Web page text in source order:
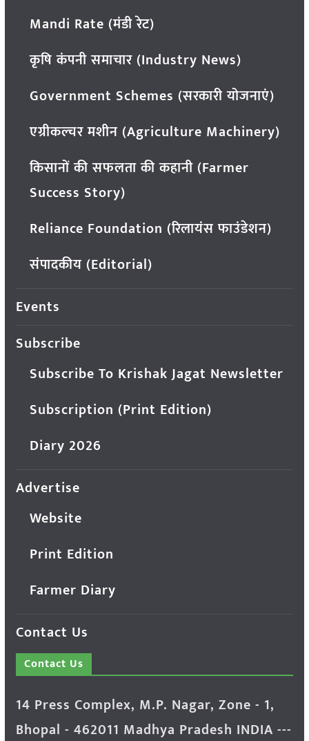
Mandi Rate (मंडी रेट)
कृषि कंपनी समाचार (Industry News)
Government Schemes (सरकारी योजनाएं)
एग्रीकल्चर मशीन (Agriculture Machinery)
किसानों की सफलता की कहानी (Farmer
Success Story)
Reliance Foundation (रिलायंस फाउंडेशन)
संपादकीय (Editorial)
Events
Subscribe
Subscribe To Krishak Jagat Newsletter
Subscription (Print Edition)
Diary 2026
Advertise
Website
Print Edition
Farmer Diary
Contact Us
Contact Us
14 Press Complex, M.P. Nagar, Zone - 1,
Bhopal - 462011 Madhya Pradesh INDIA ---